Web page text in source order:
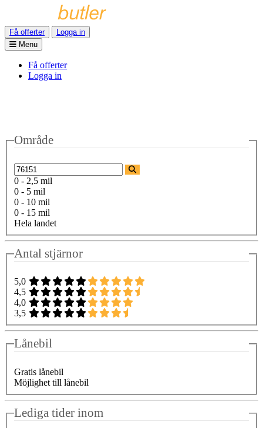
Få offerter
Logga in
Menu
Få offerter
Logga in
Område
0 - 2,5 mil
0 - 5 mil
0 - 10 mil
0 - 15 mil
Hela landet
Antal stjärnor
5,0
4,5
4,0
3,5
Lånebil
Gratis lånebil
Möjlighet till lånebil
Lediga tider inom